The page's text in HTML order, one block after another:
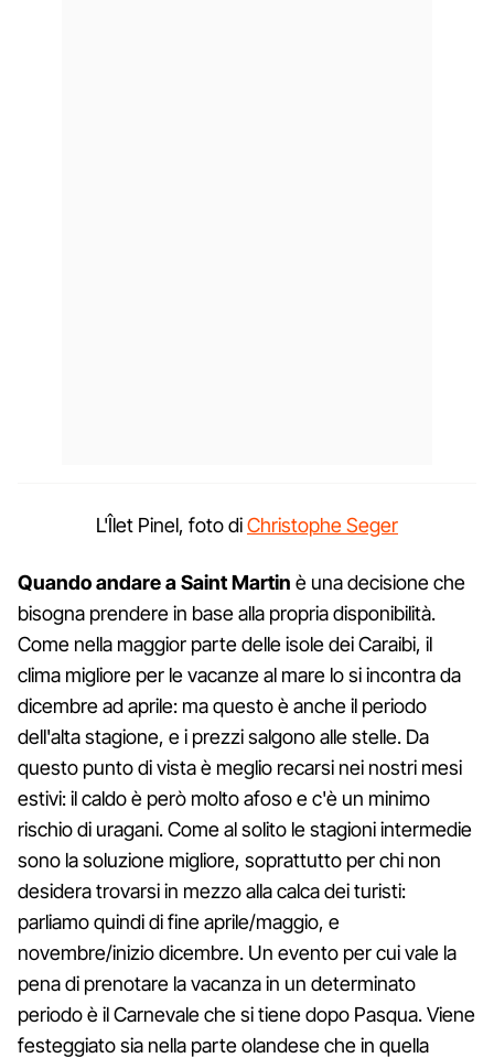
L'Îlet Pinel, foto diChristophe Seger
Quando andare a Saint Martin è una decisione che
bisogna prendere in base alla propria disponibilità.
Come nella maggior parte delle isole dei Caraibi, il
clima migliore per le vacanze al mare lo si incontra da
dicembre ad aprile: ma questo è anche il periodo
dell'alta stagione, e i prezzi salgono alle stelle. Da
questo punto di vista è meglio recarsi nei nostri mesi
estivi: il caldo è però molto afoso e c'è un minimo
rischio di uragani. Come al solito le stagioni intermedie
sono la soluzione migliore, soprattutto per chi non
desidera trovarsi in mezzo alla calca dei turisti:
parliamo quindi di fine aprile/maggio, e
novembre/inizio dicembre. Un evento per cui vale la
pena di prenotare la vacanza in un determinato
periodo è il Carnevale che si tiene dopo Pasqua. Viene
festeggiato sia nella parte olandese che in quella